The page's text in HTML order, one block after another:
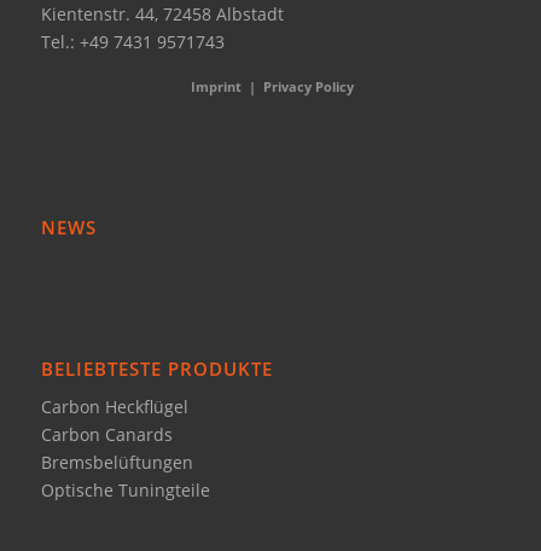
Kientenstr. 44, 72458 Albstadt
Tel.: +49 7431 9571743
Imprint | Privacy Policy
NEWS
BELIEBTESTE PRODUKTE
Carbon Heckflügel
Carbon Canards
Bremsbelüftungen
Optische Tuningteile